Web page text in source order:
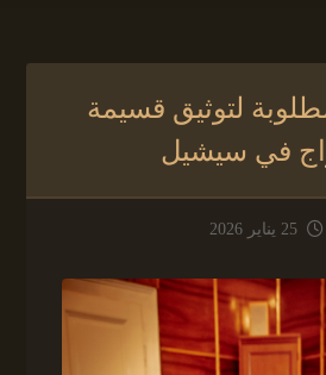
لتوثيق قسيمة
في سيشيل
25 يناير 2026